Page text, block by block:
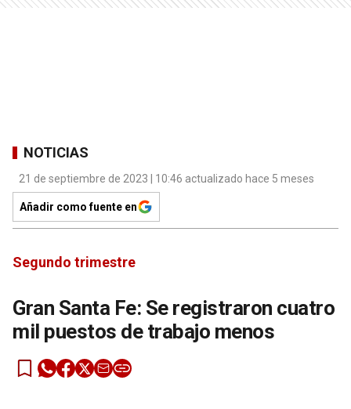
NOTICIAS
21 de septiembre de 2023 | 10:46 actualizado hace 5 meses
Añadir como fuente en
Segundo trimestre
Gran Santa Fe: Se registraron cuatro
mil puestos de trabajo menos